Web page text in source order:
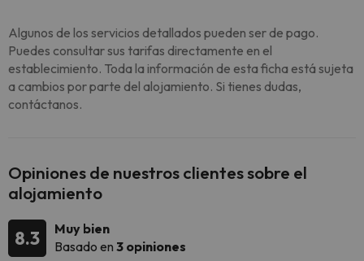
Algunos de los servicios detallados pueden ser de pago.
Puedes consultar sus tarifas directamente en el
establecimiento. Toda la información de esta ficha está sujeta
a cambios por parte del alojamiento. Si tienes dudas,
contáctanos.
Opiniones de nuestros clientes sobre el
alojamiento
8.3
Muy bien
Basado en 3 opiniones